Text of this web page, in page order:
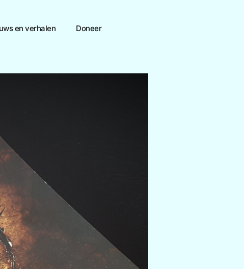
en verhalen Doneer